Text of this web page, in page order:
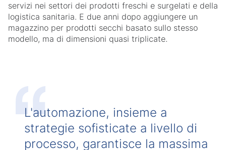
servizi nei settori dei prodotti freschi e surgelati e della
logistica sanitaria. E due anni dopo aggiungere un
magazzino per prodotti secchi basato sullo stesso
modello, ma di dimensioni quasi triplicate.
L'automazione, insieme a
strategie sofisticate a livello di
processo, garantisce la massima